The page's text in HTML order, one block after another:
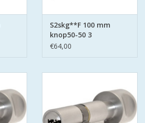
S2skg**F 100 mm
knop50-50 3
keersleutels
€64,00